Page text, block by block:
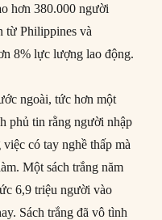
hơn 380.000 người
từ Philippines và
8% lực lượng lao động.
ngoài, tức hơn một
phủ tin rằng người nhập
có tay nghề thấp mà
Một sách trắng năm
6,9 triệu người vào
Sách trắng đã vô tình